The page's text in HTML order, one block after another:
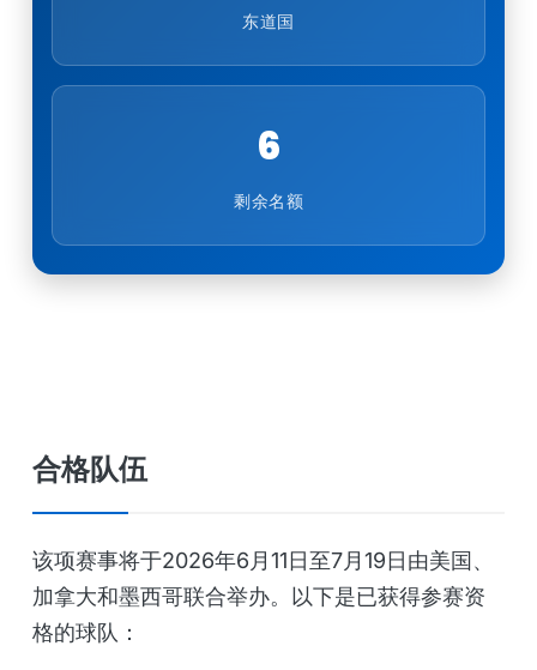
东道国
6
剩余名额
合格队伍
该项赛事将于2026年6月11日至7月19日由美国、
加拿大和墨西哥联合举办。以下是已获得参赛资
格的球队：